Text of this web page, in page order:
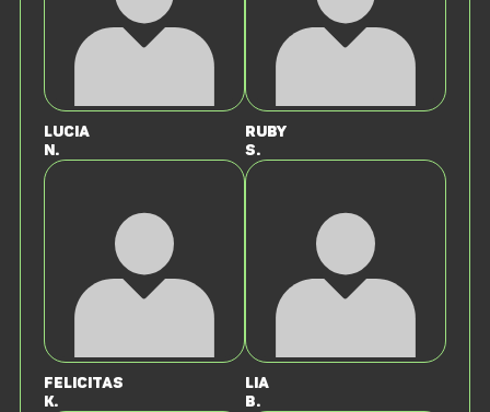
Lucia
N.
Ruby
S.
Felicitas
K.
Lia
B.